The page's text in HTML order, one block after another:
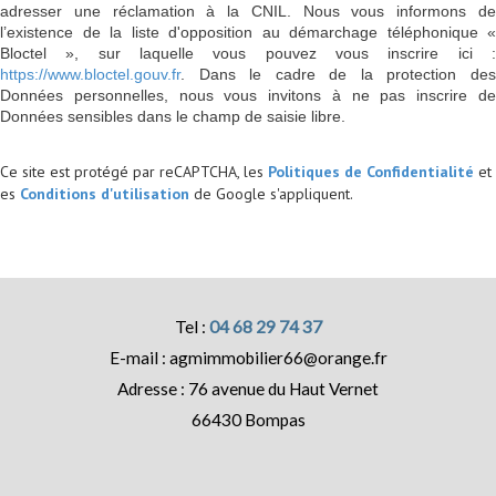
adresser une réclamation à la CNIL. Nous vous informons de
l’existence de la liste d'opposition au démarchage téléphonique «
Bloctel », sur laquelle vous pouvez vous inscrire ici :
https://www.bloctel.gouv.fr. Dans le cadre de la protection des
Données personnelles, nous vous invitons à ne pas inscrire de
Données sensibles dans le champ de saisie libre.
Ce site est protégé par reCAPTCHA, les Politiques de Confidentialité et
es Conditions d'utilisation de Google s'appliquent.
04 68 29 74 37
agmimmobilier66@orange.fr
76 avenue du Haut Vernet
66430 Bompas